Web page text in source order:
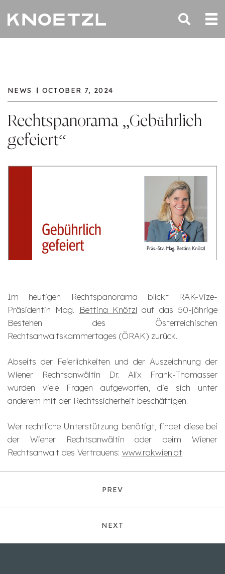
NEWS OCTOBER 7, 2024
Rechtspanorama „Gebührlich
gefeiert“
Im heutigen Rechtspanorama blickt RAK-Vize-
Präsidentin Mag.
Bettina Knötzl auf das 50-jährige
Bestehen des Österreichischen
Rechtsanwaltskammertages (ÖRAK) zurück.
Abseits der Feierlichkeiten und der Auszeichnung der
Wiener Rechtsanwältin Dr. Alix Frank-Thomasser
wurden viele Fragen aufgeworfen, die sich unter
anderem mit der Rechtssicherheit beschäftigen.
Wer rechtliche Unterstützung benötigt, findet diese bei
der Wiener Rechtsanwältin oder beim Wiener
Rechtsanwalt des Vertrauens: www.rakwien.at
PREV
NEXT